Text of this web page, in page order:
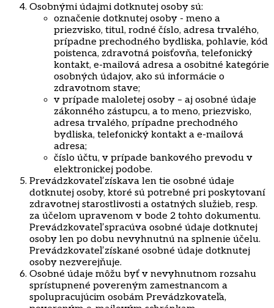
Osobnými údajmi dotknutej osoby sú:
​označenie dotknutej osoby - meno a
priezvisko, titul, rodné číslo, adresa trvalého,
prípadne prechodného bydliska, pohlavie, kód
poistenca, zdravotná poisťovňa, telefonický
kontakt, e-mailová adresa a osobitné kategórie
osobných údajov, ako sú informácie o
zdravotnom stave;
v prípade maloletej osoby – aj osobné údaje
zákonného zástupcu, a to meno, priezvisko,
adresa trvalého, prípadne prechodného
bydliska, telefonický kontakt a e-mailová
adresa;
číslo účtu, v prípade bankového prevodu v
elektronickej podobe.
Prevádzkovateľ získava len tie osobné údaje
dotknutej osoby, ktoré sú potrebné pri poskytovaní
zdravotnej starostlivosti a ostatných služieb, resp.
za účelom upravenom v bode 2 tohto dokumentu.
Prevádzkovateľ spracúva osobné údaje dotknutej
osoby len po dobu nevyhnutnú na splnenie účelu.
Prevádzkovateľ získané osobné údaje dotknutej
osoby nezverejňuje.
Osobné údaje môžu byť v nevyhnutnom rozsahu
sprístupnené povereným zamestnancom a
spolupracujúcim osobám Prevádzkovateľa,